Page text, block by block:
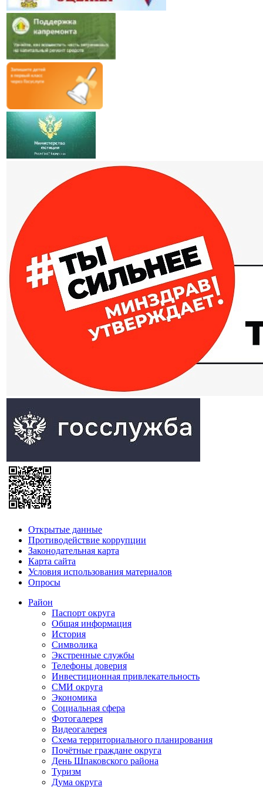
Открытые данные
Противодействие коррупции
Законодательная карта
Карта сайта
Условия использования материалов
Опросы
Район
Паспорт округа
Общая информация
История
Символика
Экстренные службы
Телефоны доверия
Инвестиционная привлекательность
СМИ округа
Экономика
Социальная сфера
Фотогалерея
Видеогалерея
Схема территориального планирования
Почётные граждане округа
День Шпаковского района
Туризм
Дума округа